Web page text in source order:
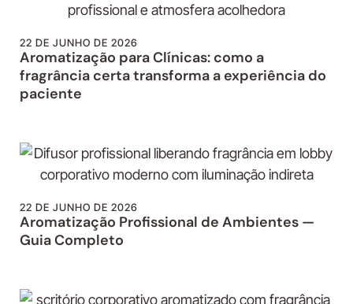
22 DE JUNHO DE 2026
Aromatização para Clínicas: como a
fragrância certa transforma a experiência do
paciente
22 DE JUNHO DE 2026
Aromatização Profissional de Ambientes —
Guia Completo